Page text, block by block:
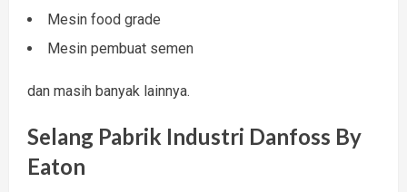
Mesin food grade
Mesin pembuat semen
dan masih banyak lainnya.
Selang Pabrik Industri Danfoss By
Eaton